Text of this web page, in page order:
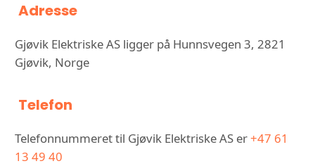
Adresse
Gjøvik Elektriske AS ligger på Hunnsvegen 3, 2821
Gjøvik, Norge
Telefon
Telefonnummeret til Gjøvik Elektriske AS er+47 61
13 49 40